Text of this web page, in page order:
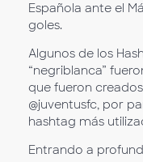
Española ante el
goles.
Algunos de los
“negriblanca”
que fueron
@juventusfc, por
hashtag más
Entrando a